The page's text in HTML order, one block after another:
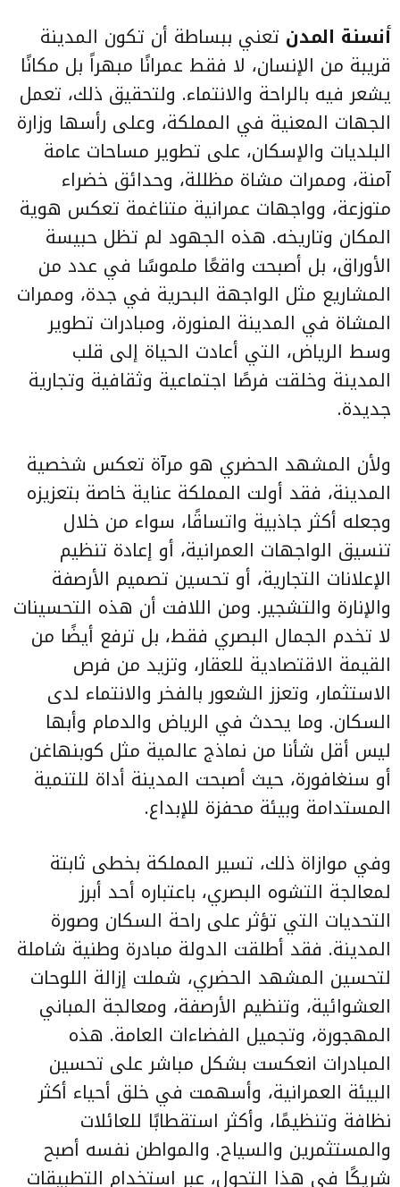
أنسنة المدن تعني ببساطة أن تكون المدينة
قريبة من الإنسان، لا فقط عمرانًا مبهراً بل مكانًا
يشعر فيه بالراحة والانتماء. ولتحقيق ذلك، تعمل
الجهات المعنية في المملكة، وعلى رأسها وزارة
البلديات والإسكان، على تطوير مساحات عامة
آمنة، وممرات مشاة مظللة، وحدائق خضراء
متوزعة، وواجهات عمرانية متناغمة تعكس هوية
المكان وتاريخه. هذه الجهود لم تظل حبيسة
الأوراق، بل أصبحت واقعًا ملموسًا في عدد من
المشاريع مثل الواجهة البحرية في جدة، وممرات
المشاة في المدينة المنورة، ومبادرات تطوير
وسط الرياض، التي أعادت الحياة إلى قلب
المدينة وخلقت فرصًا اجتماعية وثقافية وتجارية
جديدة.
ولأن المشهد الحضري هو مرآة تعكس شخصية
المدينة، فقد أولت المملكة عناية خاصة بتعزيزه
وجعله أكثر جاذبية واتساقًا، سواء من خلال
تنسيق الواجهات العمرانية، أو إعادة تنظيم
الإعلانات التجارية، أو تحسين تصميم الأرصفة
والإنارة والتشجير. ومن اللافت أن هذه التحسينات
لا تخدم الجمال البصري فقط، بل ترفع أيضًا من
القيمة الاقتصادية للعقار، وتزيد من فرص
الاستثمار، وتعزز الشعور بالفخر والانتماء لدى
السكان. وما يحدث في الرياض والدمام وأبها
ليس أقل شأنا من نماذج عالمية مثل كوبنهاغن
أو سنغافورة، حيث أصبحت المدينة أداة للتنمية
المستدامة وبيئة محفزة للإبداع.
وفي موازاة ذلك، تسير المملكة بخطى ثابتة
لمعالجة التشوه البصري، باعتباره أحد أبرز
التحديات التي تؤثر على راحة السكان وصورة
المدينة. فقد أطلقت الدولة مبادرة وطنية شاملة
لتحسين المشهد الحضري، شملت إزالة اللوحات
العشوائية، وتنظيم الأرصفة، ومعالجة المباني
المهجورة، وتجميل الفضاءات العامة. هذه
المبادرات انعكست بشكل مباشر على تحسين
البيئة العمرانية، وأسهمت في خلق أحياء أكثر
نظافة وتنظيمًا، وأكثر استقطابًا للعائلات
والمستثمرين والسياح. والمواطن نفسه أصبح
شريكًا في هذا التحول، عبر استخدام التطبيقات